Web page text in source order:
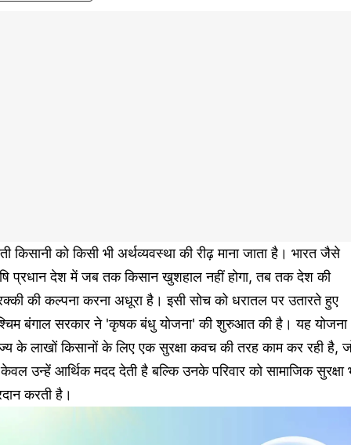
किसानी को किसी भी अर्थव्यवस्था की रीढ़ माना जाता है। भारत जैसे
प्रधान देश में जब तक किसान खुशहाल नहीं होगा, तब तक देश की
की कल्पना करना अधूरा है। इसी सोच को धरातल पर उतारते हुए
बंगाल सरकार ने 'कृषक बंधु योजना' की शुरुआत की है। यह योजना
के लाखों किसानों के लिए एक सुरक्षा कवच की तरह काम कर रही है,
उन्हें आर्थिक मदद देती है बल्कि उनके परिवार को सामाजिक सुरक्षा
करती है।